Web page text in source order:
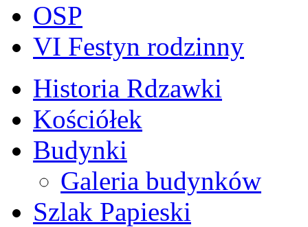
OSP
VI Festyn rodzinny
Historia Rdzawki
Kościółek
Budynki
Galeria budynków
Szlak Papieski